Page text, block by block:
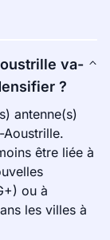
va-
?
antenne(s)
Aoustrille.
être liée à
ou à
les villes à